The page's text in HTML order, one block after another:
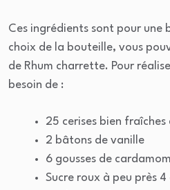
Ces ingrédients sont pour une
choix de la bouteille, vous
de Rhum charrette. Pour
besoin de :
25 cerises bien fraîches
2 bâtons de vanille
6 gousses de
Sucre roux à peu près